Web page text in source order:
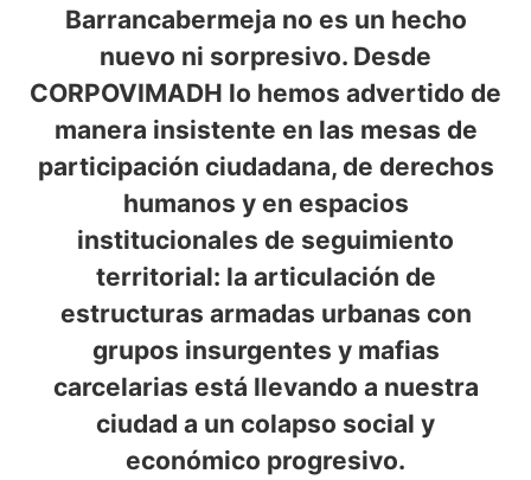
Barrancabermeja no es un hecho
nuevo ni sorpresivo. Desde
CORPOVIMADH lo hemos advertido de
manera insistente en las mesas de
participación ciudadana, de derechos
humanos y en espacios
institucionales de seguimiento
territorial: la articulación de
estructuras armadas urbanas con
grupos insurgentes y mafias
carcelarias está llevando a nuestra
ciudad a un colapso social y
económico progresivo.